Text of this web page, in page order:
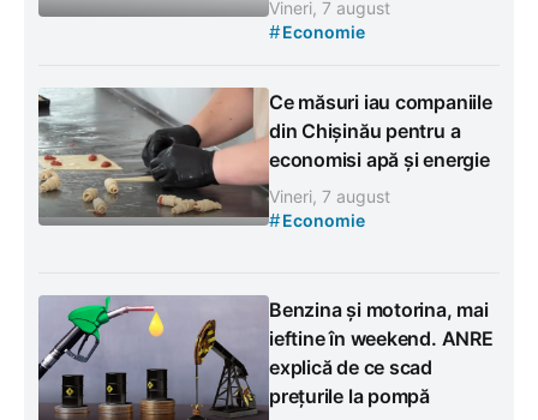
Vineri, 7 august
#Economie
Ce măsuri iau companiile
din Chișinău pentru a
economisi apă și energie
Vineri, 7 august
#Economie
Benzina și motorina, mai
ieftine în weekend. ANRE
explică de ce scad
prețurile la pompă